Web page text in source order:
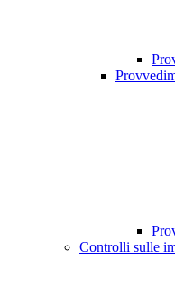
Controlli sulle